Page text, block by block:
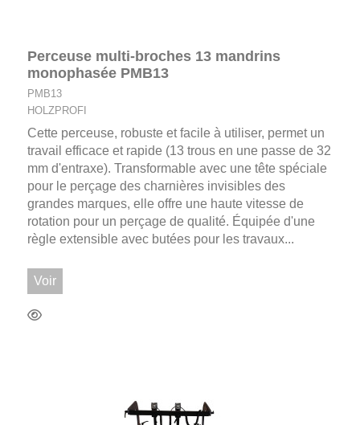
Perceuse multi-broches 13 mandrins
monophasée PMB13
PMB13
HOLZPROFI
Cette perceuse, robuste et facile à utiliser, permet un
travail efficace et rapide (13 trous en une passe de 32
mm d'entraxe). Transformable avec une tête spéciale
pour le perçage des charnières invisibles des
grandes marques, elle offre une haute vitesse de
rotation pour un perçage de qualité. Équipée d'une
règle extensible avec butées pour les travaux...
Voir